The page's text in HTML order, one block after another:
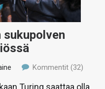
sukupolven
Kommentit (32)
Turing saattaa olla